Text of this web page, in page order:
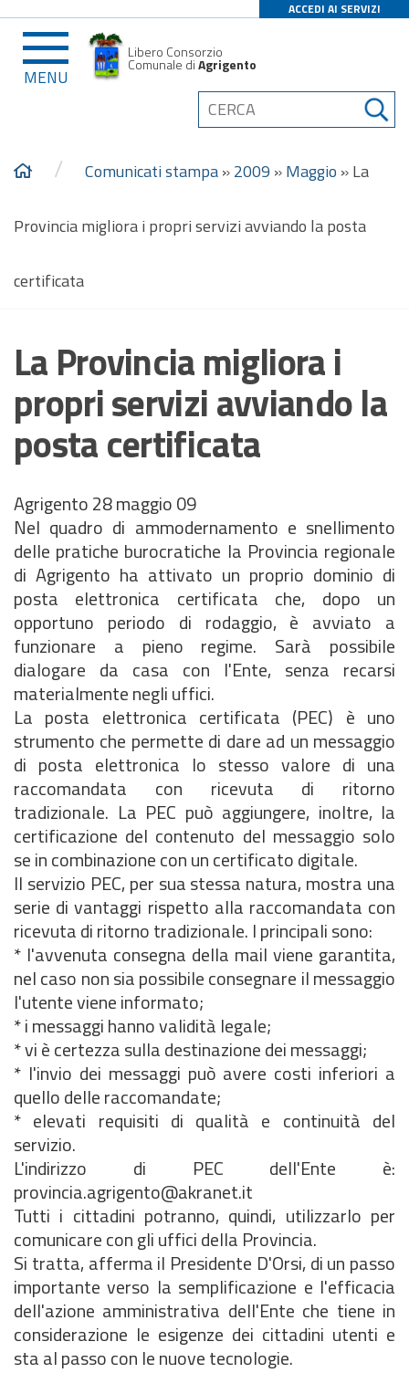
ACCEDI AI SERVIZI
MENU
Libero Consorzio
Comunale diAgrigento
/ Comunicati stampa»2009 »Maggio »La
Provincia migliora i propri servizi avviando la posta
certificata
La Provincia migliora i
propri servizi avviando la
posta certificata
Agrigento 28 maggio 09
Nel quadro di ammodernamento e snellimento
delle pratiche burocratiche la Provincia regionale
di Agrigento ha attivato un proprio dominio di
posta elettronica certificata che, dopo un
opportuno periodo di rodaggio, è avviato a
funzionare a pieno regime. Sarà possibile
dialogare da casa con l'Ente, senza recarsi
materialmente negli uffici.
La posta elettronica certificata (PEC) è uno
strumento che permette di dare ad un messaggio
di posta elettronica lo stesso valore di una
raccomandata con ricevuta di ritorno
tradizionale. La PEC può aggiungere, inoltre, la
certificazione del contenuto del messaggio solo
se in combinazione con un certificato digitale.
Il servizio PEC, per sua stessa natura, mostra una
serie di vantaggi rispetto alla raccomandata con
ricevuta di ritorno tradizionale. I principali sono:
* l'avvenuta consegna della mail viene garantita,
nel caso non sia possibile consegnare il messaggio
l'utente viene informato;
* i messaggi hanno validità legale;
* vi è certezza sulla destinazione dei messaggi;
* l'invio dei messaggi può avere costi inferiori a
quello delle raccomandate;
* elevati requisiti di qualità e continuità del
servizio.
L'indirizzo di PEC dell'Ente è:
provincia.agrigento@akranet.it
Tutti i cittadini potranno, quindi, utilizzarlo per
comunicare con gli uffici della Provincia.
Si tratta, afferma il Presidente D'Orsi, di un passo
importante verso la semplificazione e l'efficacia
dell'azione amministrativa dell'Ente che tiene in
considerazione le esigenze dei cittadini utenti e
sta al passo con le nuove tecnologie.